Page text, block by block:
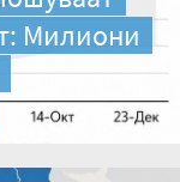
Милиони